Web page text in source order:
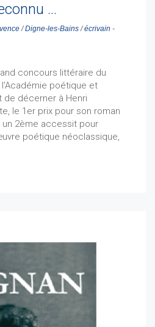
...
/Digne-les-Bains/écrivain -
concours littéraire du
poétique et
de décerner à Henri
le 1er prix pour son roman
un 2ème accessit pour
poétique néoclassique,